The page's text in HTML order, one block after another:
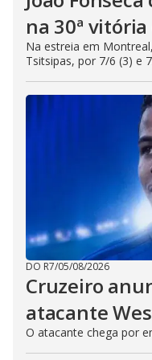
na 30ª
Na estreia em
Tsitsipas, por 7/6 (3) e
DO R7/05/08/2026
Cruzeiro
atacante
O atacante chega por